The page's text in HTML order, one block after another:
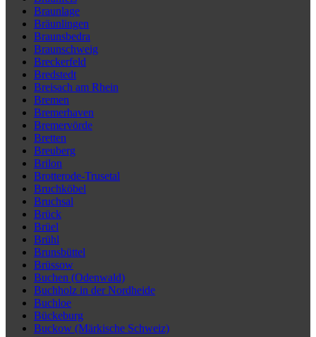
Braunlage
Bräunlingen
Braunsbedra
Braunschweig
Breckerfeld
Bredstedt
Breisach am Rhein
Bremen
Bremerhaven
Bremervörde
Bretten
Breuberg
Brilon
Brotterode-Trusetal
Bruchköbel
Bruchsal
Brück
Brüel
Brühl
Brunsbüttel
Brüssow
Buchen (Odenwald)
Buchholz in der Nordheide
Buchloe
Bückeburg
Buckow (Märkische Schweiz)